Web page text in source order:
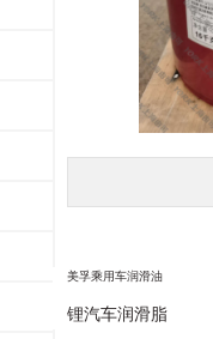
美孚乘用车润滑油
锂汽车润滑脂